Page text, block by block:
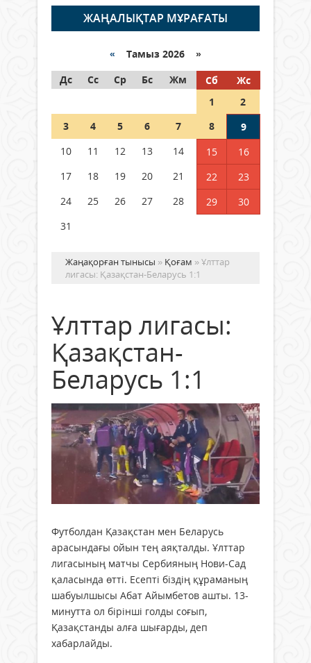
06 тамыз 2026 ж. 273
граждане Казахстана,
05 тамыз 2026 ж. 154
Шетелде жүрген Қазақстан
азаматтары қалай дауыс бере
ЖАҢАЛЫҚТАР МҰРАҒАТЫ
« Тамыз 2026 »
Дс
Сс Ср Бс Жм Сб
Жс
1
2
3
4 5 6 7 8
9
10
11 12 13 14 15
16
17
18 19 20 21 22
23
24
25 26 27 28 29
30
31
Жаңақорған тынысы » Қоғам » Ұлттар
лигасы: Қазақстан-Беларусь 1:1
Ұлттар лигасы:
Қазақстан-
Беларусь 1:1
Футболдан Қазақстан мен Беларусь
арасындағы ойын тең аяқталды. Ұлттар
лигасының матчы Сербияның Нови-Сад
қаласында өтті. Есепті біздің құраманың
шабуылшысы Абат Айымбетов ашты. 13-
минутта ол бірінші голды соғып,
Қазақстанды алға шығарды, деп
хабарлайды.